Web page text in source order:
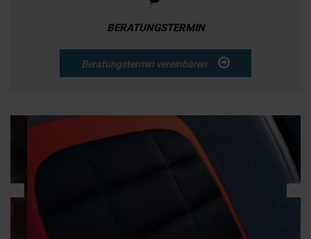
BERATUNGSTERMIN
Beratungstermin vereinbaren